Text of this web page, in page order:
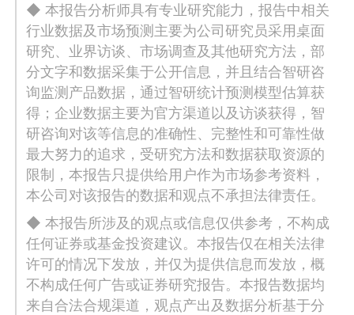
◆ 本报告分析师具有专业研究能力，报告中相关
行业数据及市场预测主要为公司研究员采用桌面
研究、业界访谈、市场调查及其他研究方法，部
分文字和数据采集于公开信息，并且结合智研咨
询监测产品数据，通过智研统计预测模型估算获
得；企业数据主要为官方渠道以及访谈获得，智
研咨询对该等信息的准确性、完整性和可靠性做
最大努力的追求，受研究方法和数据获取资源的
限制，本报告只提供给用户作为市场参考资料，
本公司对该报告的数据和观点不承担法律责任。
◆ 本报告所涉及的观点或信息仅供参考，不构成
任何证券或基金投资建议。本报告仅在相关法律
许可的情况下发放，并仅为提供信息而发放，概
不构成任何广告或证券研究报告。本报告数据均
来自合法合规渠道，观点产出及数据分析基于分